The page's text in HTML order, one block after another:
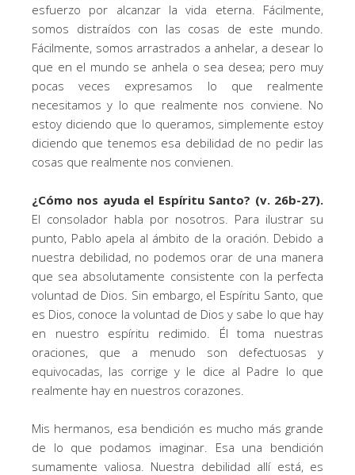
esfuerzo por alcanzar la vida eterna. Fácilmente,
somos distraídos con las cosas de este mundo.
Fácilmente, somos arrastrados a anhelar, a desear lo
que en el mundo se anhela o sea desea; pero muy
pocas veces expresamos lo que realmente
necesitamos y lo que realmente nos conviene. No
estoy diciendo que lo queramos, simplemente estoy
diciendo que tenemos esa debilidad de no pedir las
cosas que realmente nos convienen.
¿Cómo nos ayuda el Espíritu Santo? (v. 26b-27).
El consolador habla por nosotros. Para ilustrar su
punto, Pablo apela al ámbito de la oración. Debido a
nuestra debilidad, no podemos orar de una manera
que sea absolutamente consistente con la perfecta
voluntad de Dios. Sin embargo, el Espíritu Santo, que
es Dios, conoce la voluntad de Dios y sabe lo que hay
en nuestro espíritu redimido. Él toma nuestras
oraciones, que a menudo son defectuosas y
equivocadas, las corrige y le dice al Padre lo que
realmente hay en nuestros corazones.
Mis hermanos, esa bendición es mucho más grande
de lo que podamos imaginar. Esa una bendición
sumamente valiosa. Nuestra debilidad allí está, es